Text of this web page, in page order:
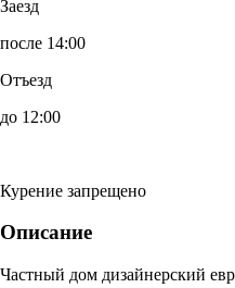
Заезд
после 14:00
Отъезд
до 12:00
Курение запрещено
Описание
Частный дом дизайнерский